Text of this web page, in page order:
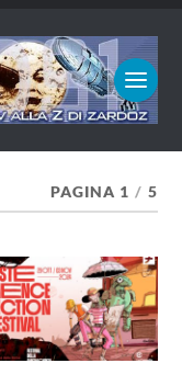
PAGINA 1 / 5